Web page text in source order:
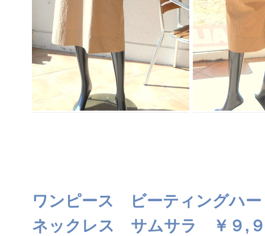
ワンピース ビーティングハ
ネックレス サムサラ ￥９,